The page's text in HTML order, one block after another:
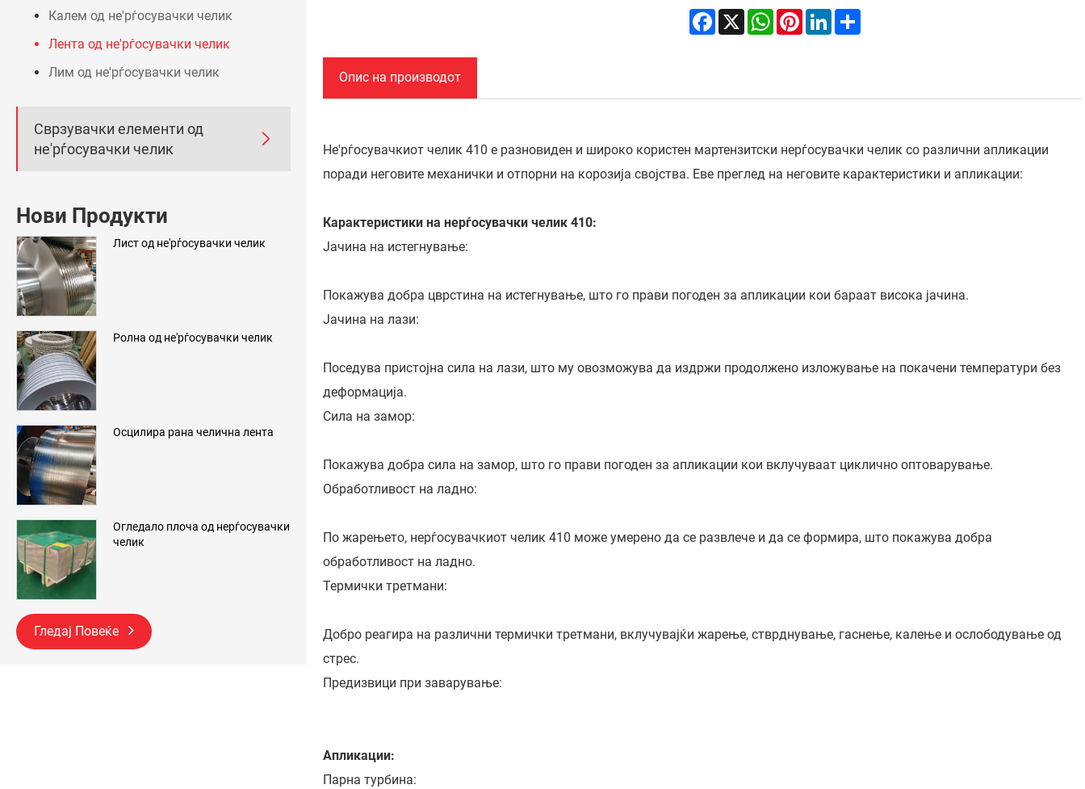
Калем од не'рѓосувачки челик
Лента од не'рѓосувачки челик
Лим од не'рѓосувачки челик
Сврзувачки елементи од
не'рѓосувачки челик

Нови Продукти
Лист од не'рѓосувачки челик
Ролна од не'рѓосувачки челик
Осцилира рана челична лента
Огледало плоча од нерѓосувачки
челик
Гледај Повеќе
Facebook
X WhatsApp
PinterestLinkedInShare
Опис на производот
Не'рѓосувачкиот челик 410 е разновиден и широко користен мартензитски нерѓосувачки челик со различни апликации
поради неговите механички и отпорни на корозија својства. Еве преглед на неговите карактеристики и апликации:
Карактеристики на нерѓосувачки челик 410:
Јачина на истегнување:
Покажува добра цврстина на истегнување, што го прави погоден за апликации кои бараат висока јачина.
Јачина на лази:
Поседува пристојна сила на лази, што му овозможува да издржи продолжено изложување на покачени температури без
деформација.
Сила на замор:
Покажува добра сила на замор, што го прави погоден за апликации кои вклучуваат циклично оптоварување.
Обработливост на ладно:
По жарењето, нерѓосувачкиот челик 410 може умерено да се развлече и да се формира, што покажува добра
обработливост на ладно.
Термички третмани:
Добро реагира на различни термички третмани, вклучувајќи жарење, стврднување, гаснење, калење и ослободување од
стрес.
Предизвици при заварување:
Апликации:
Парна турбина: